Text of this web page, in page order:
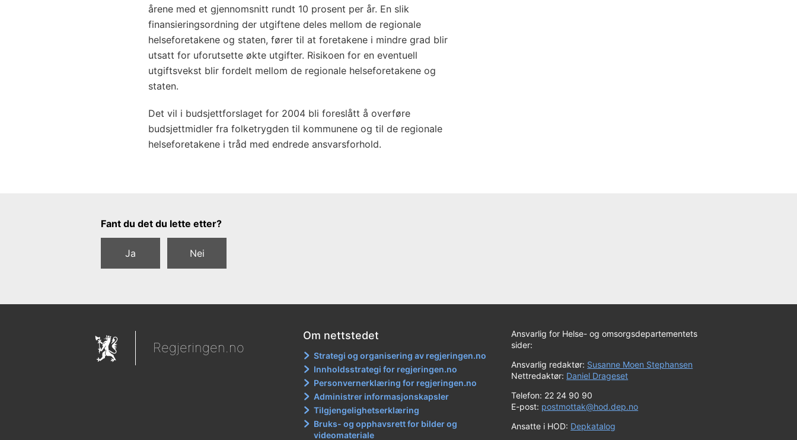
årene med et gjennomsnitt rundt 10 prosent per år. En slik
finansieringsordning der utgiftene deles mellom de regionale
helseforetakene og staten, fører til at foretakene i mindre grad blir
utsatt for uforutsette økte utgifter. Risikoen for en eventuell
utgiftsvekst blir fordelt mellom de regionale helseforetakene og
staten.
Det vil i budsjettforslaget for 2004 bli foreslått å overføre
budsjettmidler fra folketrygden til kommunene og til de regionale
helseforetakene i tråd med endrede ansvarsforhold.
Tilbakemeldingsskjema
Fant du det du lette etter?
Ja Nei
Regjeringen.no
Om nettstedet
Strategi og organisering av regjeringen.no
Innholdsstrategi for regjeringen.no
Personvernerklæring for regjeringen.no
Administrer informasjonskapsler
Tilgjengelighetserklæring
Bruks- og opphavsrett for bilder og
videomateriale
Ansvarlig for Helse- og omsorgsdepartementets
sider:
Ansvarlig redaktør: Susanne Moen Stephansen
Nettredaktør: Daniel Drageset
Telefon: 22 24 90 90
E-post: postmottak@hod.dep.no
Ansatte i HOD: Depkatalog